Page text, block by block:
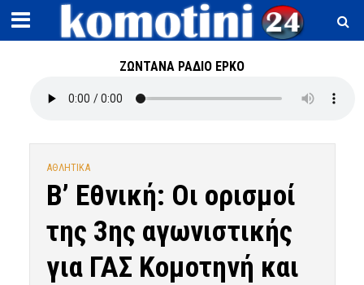
ΖΩΝΤΑΝΑ ΡΑΔΙΟ ΕΡΚΟ
ΑΘΛΗΤΙΚΑ
Β’ Εθνική: Οι ορισμοί
της 3ης αγωνιστικής
για ΓΑΣ Κομοτηνή και